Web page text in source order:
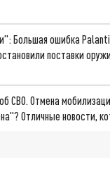
Большая ошибка
поставки
СВО. Отмена
Отличные новости,